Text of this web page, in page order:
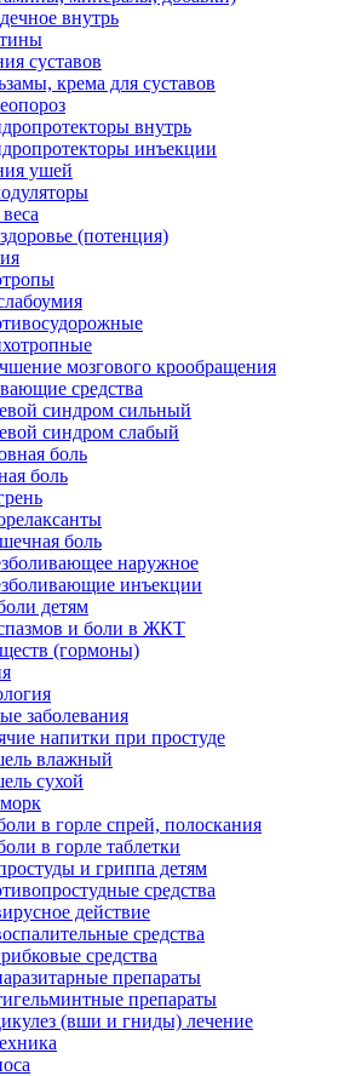
внутрь
суставов
крема для суставов
внутрь
инъекции
ушей
(потенция)
мозгового крообращения
средства
синдром сильный
синдром слабый
боль
боль
боль
наружное
инъекции
детям
и боли в ЖКТ
(гормоны)
заболевания
напитки при простуде
влажный
сухой
в горле спрей, полоскания
в горле таблетки
и гриппа детям
средства
действие
средства
средства
препараты
препараты
(вши и гниды) лечение